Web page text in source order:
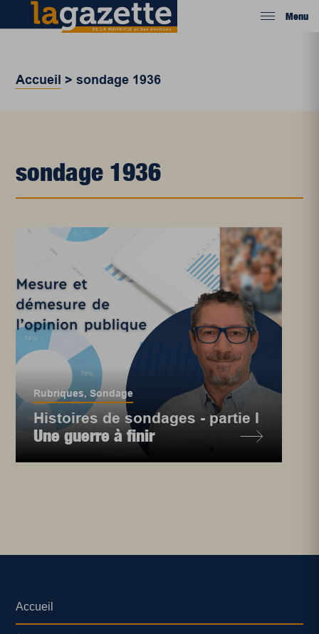
Menu
Accueil >sondage 1936
sondage 1936
Rubriques,Sondage
Histoires de sondages - partie I
Une guerre à finir
Accueil